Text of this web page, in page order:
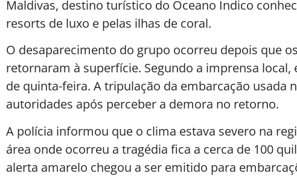
Maldivas, destino turístico do Oceano Índico
resorts de luxo e pelas ilhas de coral.
O desaparecimento do grupo ocorreu depois que
retornaram à superfície. Segundo a imprensa
de quinta-feira. A tripulação da embarcação usada
autoridades após perceber a demora no retorno.
A polícia informou que o clima estava severo na
área onde ocorreu a tragédia fica a cerca de 100
alerta amarelo chegou a ser emitido para